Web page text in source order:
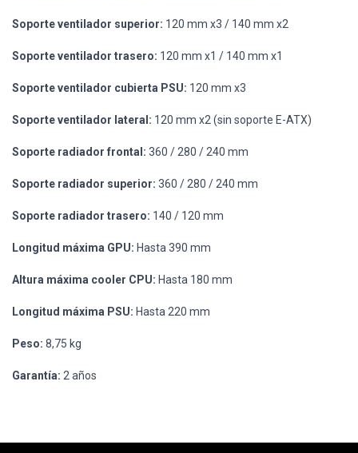
Soporte ventilador superior: 120 mm x3 / 140 mm x2
Soporte ventilador trasero: 120 mm x1 / 140 mm x1
Soporte ventilador cubierta PSU: 120 mm x3
Soporte ventilador lateral: 120 mm x2 (sin soporte E-ATX)
Soporte radiador frontal: 360 / 280 / 240 mm
Soporte radiador superior: 360 / 280 / 240 mm
Soporte radiador trasero: 140 / 120 mm
Longitud máxima GPU: Hasta 390 mm
Altura máxima cooler CPU: Hasta 180 mm
Longitud máxima PSU: Hasta 220 mm
Peso: 8,75 kg
Garantía: 2 años